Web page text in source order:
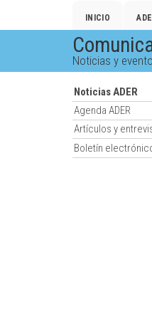
INICIO
Noticias y
Noticias ADER
Agenda ADER
Artículos y
Boletín